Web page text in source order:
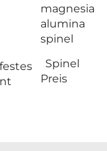
magnesia
alumina
spinel
Spinel
Preis